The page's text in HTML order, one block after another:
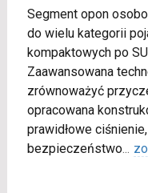
Segment opon
do wielu kategorii
kompaktowych po
Zaawansowana
zrównoważyć
opracowana
prawidłowe
bezpieczeństwo...